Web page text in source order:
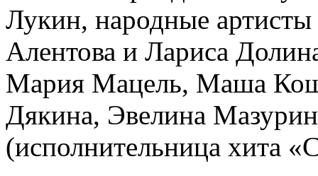
Лукин, народные
Алентова и Лариса
Мария Мацель, Маша
Дякина, Эвелина
(исполнительница хита